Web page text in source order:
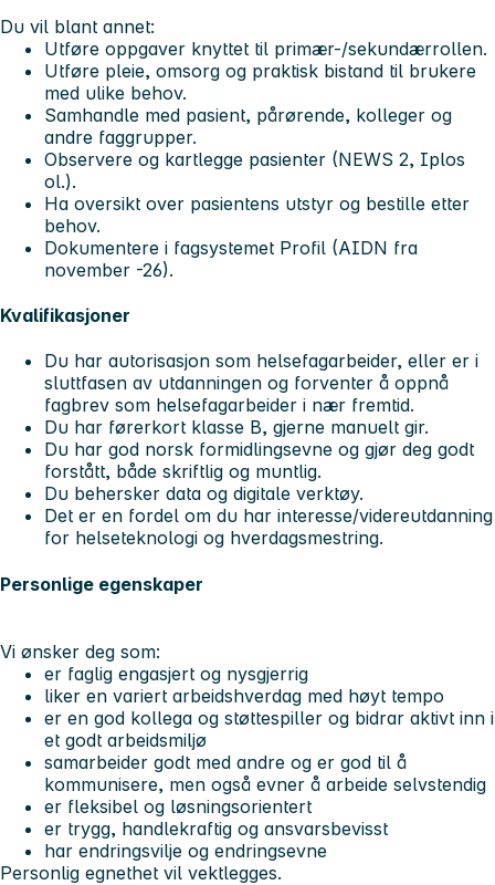
Du vil blant annet:
Utføre oppgaver knyttet til primær-/sekundærrollen.
Utføre pleie, omsorg og praktisk bistand til brukere
med ulike behov.
Samhandle med pasient, pårørende, kolleger og
andre faggrupper.
Observere og kartlegge pasienter (NEWS 2, Iplos
ol.).
Ha oversikt over pasientens utstyr og bestille etter
behov.
Dokumentere i fagsystemet Profil (AIDN fra
november -26).
Kvalifikasjoner
Du har autorisasjon som helsefagarbeider, eller er i
sluttfasen av utdanningen og forventer å oppnå
fagbrev som helsefagarbeider i nær fremtid.
Du har førerkort klasse B, gjerne manuelt gir.
Du har god norsk formidlingsevne og gjør deg godt
forstått, både skriftlig og muntlig.
Du behersker data og digitale verktøy.
Det er en fordel om du har interesse/videreutdanning
for helseteknologi og hverdagsmestring.
Personlige egenskaper
Vi ønsker deg som:
er faglig engasjert og nysgjerrig
liker en variert arbeidshverdag med høyt tempo
er en god kollega og støttespiller og bidrar aktivt inn i
et godt arbeidsmiljø
samarbeider godt med andre og er god til å
kommunisere, men også evner å arbeide selvstendig
er fleksibel og løsningsorientert
er trygg, handlekraftig og ansvarsbevisst
har endringsvilje og endringsevne
Personlig egnethet vil vektlegges.